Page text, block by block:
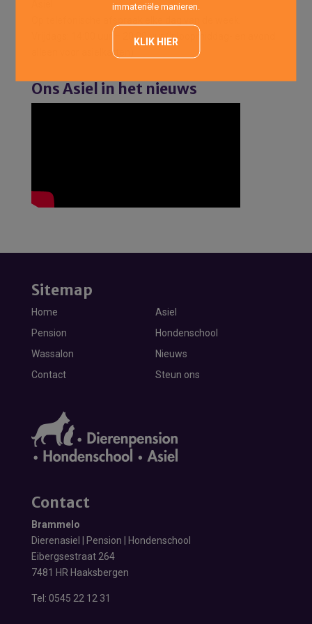
Vrijdags: 14:00 uur – 20:00 uur (Inloopmiddag- en avond
alleen voor asielkatten)
Ons Asiel in het nieuws
immateriële manieren.
KLIK HIER
Sitemap
Home
Asiel
Pension
Hondenschool
Wassalon
Nieuws
Contact
Steun ons
Contact
Brammelo
Dierenasiel | Pension | Hondenschool
Eibergsestraat 264
7481 HR Haaksbergen
Tel: 0545 22 12 31